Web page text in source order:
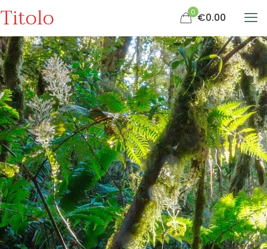
Titolo 0 €0.00